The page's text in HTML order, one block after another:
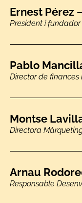
Ernest Pérez
President i fundador
Pablo
Director de finances
Montse
Directora
Arnau
Responsable